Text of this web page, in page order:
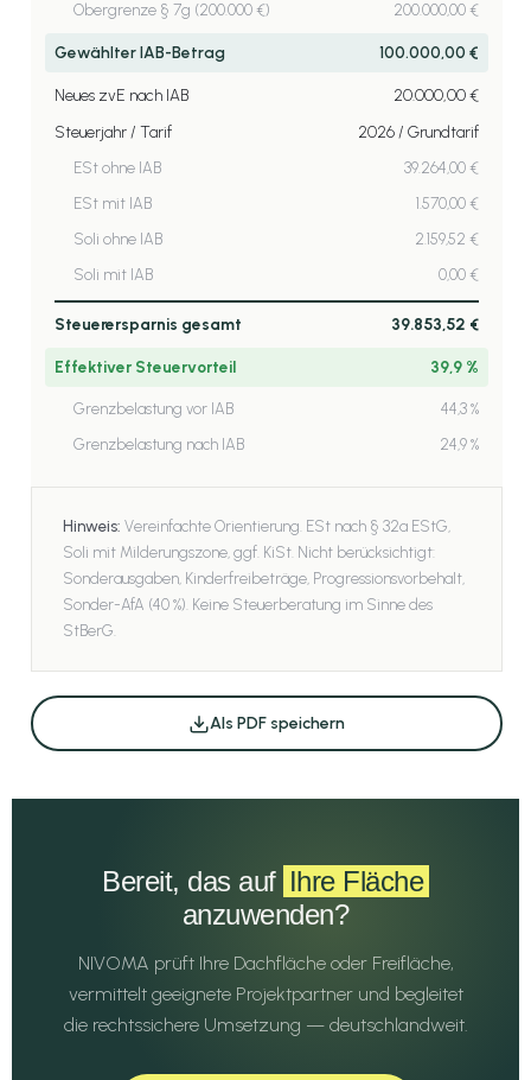
Obergrenze § 7g (200.000 €)
200.000,00 €
Gewählter IAB-Betrag 100.000,00 €
Neues zvE nach IAB
20.000,00 €
Steuerjahr / Tarif
2026 / Grundtarif
ESt ohne IAB
39.264,00 €
ESt mit IAB
1.570,00 €
Soli ohne IAB
2.159,52 €
Soli mit IAB
0,00 €
Steuerersparnis gesamt 39.853,52 €
Effektiver Steuervorteil 39,9 %
Grenzbelastung vor IAB
44,3 %
Grenzbelastung nach IAB
24,9 %
Hinweis: Vereinfachte Orientierung. ESt nach § 32a EStG,
Soli mit Milderungszone, ggf. KiSt. Nicht berücksichtigt:
Sonderausgaben, Kinderfreibeträge, Progressionsvorbehalt,
Sonder-AfA (40 %). Keine Steuerberatung im Sinne des
StBerG.
Als PDF speichern
Bereit, das auf Ihre Fläche
anzuwenden?
NIVOMA prüft Ihre Dachfläche oder Freifläche,
vermittelt geeignete Projektpartner und begleitet
die rechtssichere Umsetzung — deutschlandweit.